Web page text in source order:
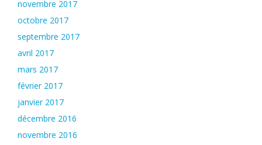
novembre 2017
octobre 2017
septembre 2017
avril 2017
mars 2017
février 2017
janvier 2017
décembre 2016
novembre 2016